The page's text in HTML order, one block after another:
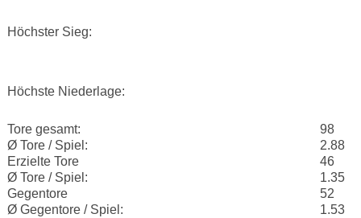
Höchster Sieg:
Höchste Niederlage:
Tore gesamt:
98
Ø Tore / Spiel:
2.88
Erzielte Tore
46
Ø Tore / Spiel:
1.35
Gegentore
52
Ø Gegentore / Spiel:
1.53